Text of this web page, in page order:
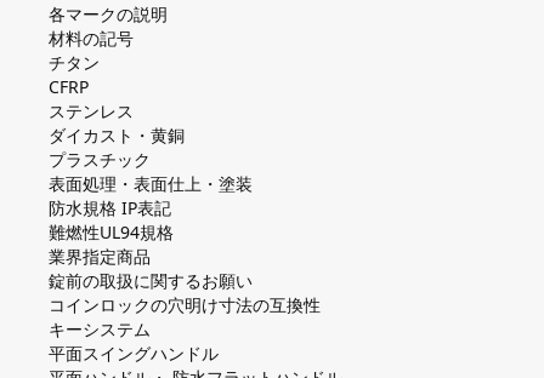
各マークの説明
材料の記号
チタン
CFRP
ステンレス
ダイカスト・⻩銅
プラスチック
表面処理・表面仕上・塗装
防⽔規格 IP表記
難燃性UL94規格
業界指定商品
錠前の取扱に関するお願い
コインロックの⽳明け⼨法の互換性
キーシステム
平⾯スイングハンドル